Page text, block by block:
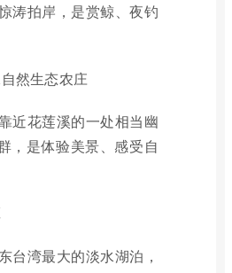
涛拍岸，是赏鲸、夜钓
然生态农庄
近花莲溪的一处相当幽
，是体验美景、感受自
台湾最大的淡水湖泊，